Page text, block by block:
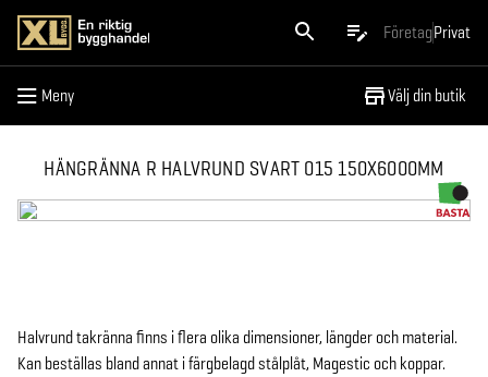
FöretagPrivat
Meny Välj din butik
Meny
HÄNGRÄNNA R HALVRUND SVART 015 150X6000MM
Halvrund takränna finns i flera olika dimensioner, längder och material.
Kan beställas bland annat i färgbelagd stålplåt, Magestic och koppar.